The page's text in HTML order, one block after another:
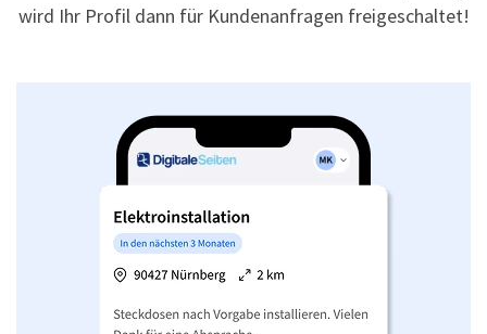
wird Ihr Profil dann für Kundenanfragen freigeschaltet!